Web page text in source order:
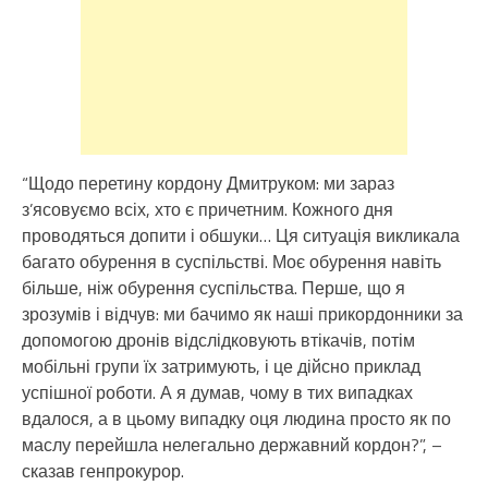
“Щодо перетину кордону Дмитруком: ми зараз
з’ясовуємо всіх, хто є причетним. Кожного дня
проводяться допити і обшуки… Ця ситуація викликала
багато обурення в суспільстві. Моє обурення навіть
більше, ніж обурення суспільства. Перше, що я
зрозумів і відчув: ми бачимо як наші прикордонники за
допомогою дронів відслідковують втікачів, потім
мобільні групи їх затримують, і це дійсно приклад
успішної роботи. А я думав, чому в тих випадках
вдалося, а в цьому випадку оця людина просто як по
маслу перейшла нелегально державний кордон?”, –
сказав генпрокурор.